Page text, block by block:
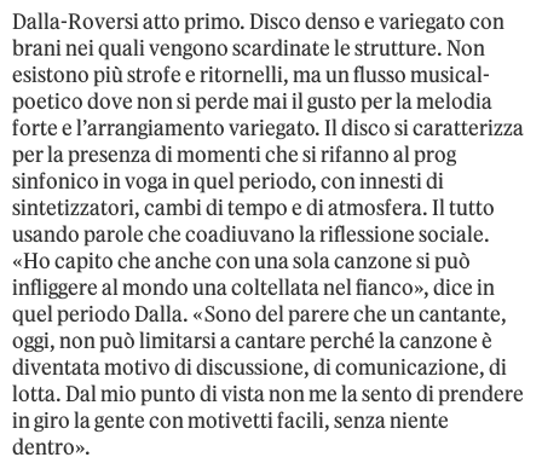
Dalla-Roversi atto primo. Disco denso e variegato con
brani nei quali vengono scardinate le strutture. Non
esistono più strofe e ritornelli, ma un flusso musical-
poetico dove non si perde mai il gusto per la melodia
forte e l’arrangiamento variegato. Il disco si caratterizza
per la presenza di momenti che si rifanno al prog
sinfonico in voga in quel periodo, con innesti di
sintetizzatori, cambi di tempo e di atmosfera. Il tutto
usando parole che coadiuvano la riflessione sociale.
«Ho capito che anche con una sola canzone si può
infliggere al mondo una coltellata nel fianco», dice in
quel periodo Dalla. «Sono del parere che un cantante,
oggi, non può limitarsi a cantare perché la canzone è
diventata motivo di discussione, di comunicazione, di
lotta. Dal mio punto di vista non me la sento di prendere
in giro la gente con motivetti facili, senza niente
dentro».